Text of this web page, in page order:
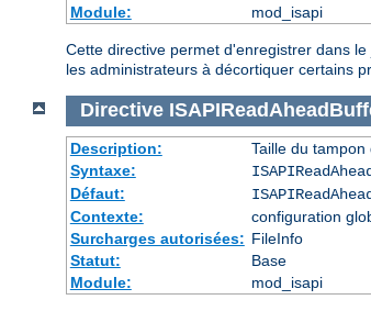
Module:
mod_isapi
Cette directive permet d'enregistrer dans
les administrateurs à décortiquer certains
Directive
Description:
Taille du
Syntaxe:
Défaut:
Contexte:
configuration
Surcharges autorisées: FileInfo
Statut:
Base
Module:
mod_isapi